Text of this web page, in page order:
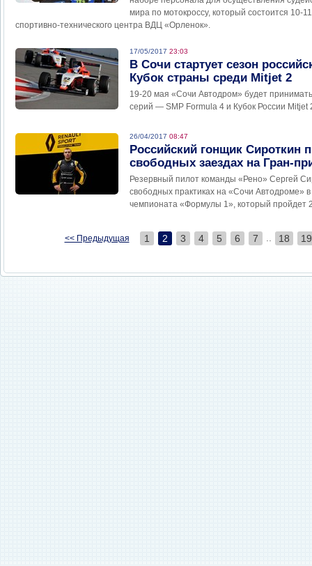
мира по мотокроссу, который состоится 10-
спортивно-технического центра ВДЦ «Орленок».
17/05/2017 23:03
В Сочи стартует сезон
Кубок страны среди Mitjet 2
19-20 мая «Сочи Автодром» будет
серий — SMP Formula 4 и Кубок России Mitjet
26/04/2017 08:47
Российский гонщик Сироткин
свободных заездах на Гран-
Резервный пилот команды «Рено» Сергей
свободных практиках на «Сочи Автодроме» в
чемпионата «Формулы 1», который пройдет
<< Предыдущая 1 2 3 4 5 6 7 18 19